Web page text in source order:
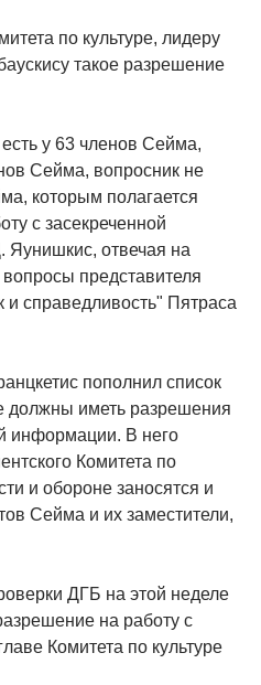
по культуре, лидеру
такое разрешение
у 63 членов Сейма,
Сейма, вопросник не
которым полагается
с засекреченной
Яунишкис, отвечая на
представителя
справедливость" Пятраса
пополнил список
должны иметь разрешения
информации. В него
Комитета по
и обороне заносятся и
Сейма и их заместители,
ДГБ на этой неделе
на работу с
Комитета по культуре